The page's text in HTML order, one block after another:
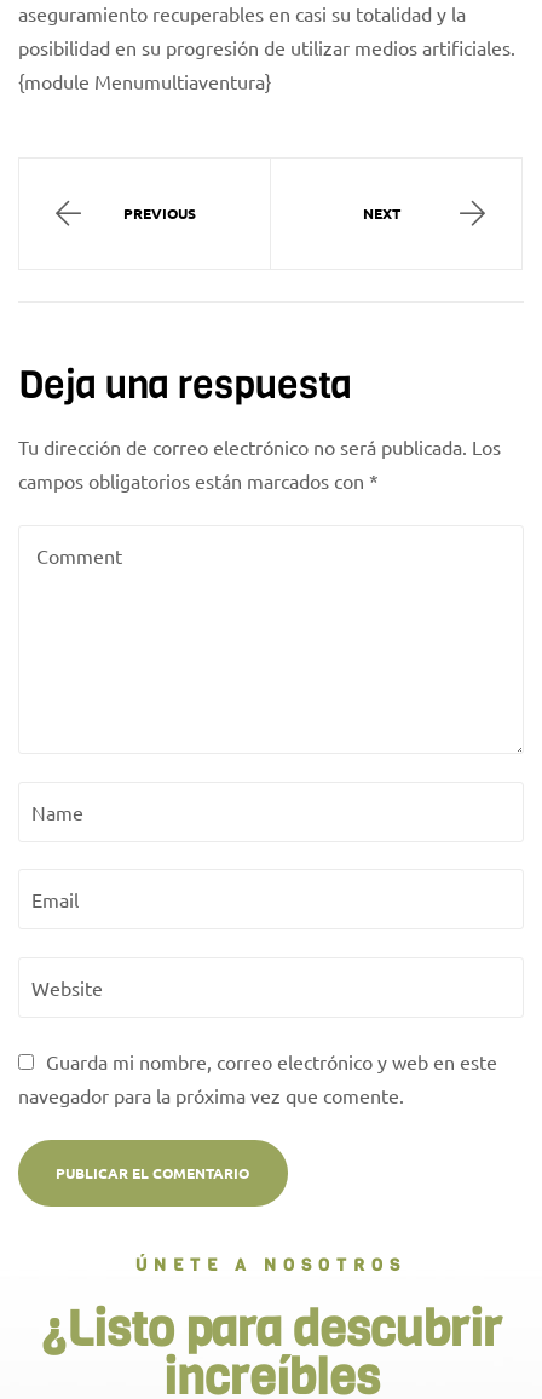
aseguramiento recuperables en casi su totalidad y la
posibilidad en su progresión de utilizar medios artificiales.
{module Menumultiaventura}
PREVIOUS NEXT
Deja una respuesta
Tu dirección de correo electrónico no será publicada. Los
campos obligatorios están marcados con *
Guarda mi nombre, correo electrónico y web en este
navegador para la próxima vez que comente.
ÚNETE A NOSOTROS
¿Listo para descubrir
increíbles